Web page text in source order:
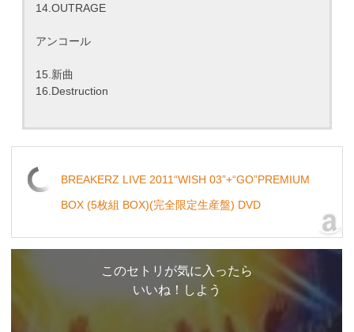
14.OUTRAGE
アンコール
15.新曲
16.Destruction
BREAKERZ LIVE 2011“WISH 03”+“GO”PREMIUM
BOX (5枚組 BOX)(完全限定生産盤) DVD
このセトリが気に入ったら
いいね！しよう